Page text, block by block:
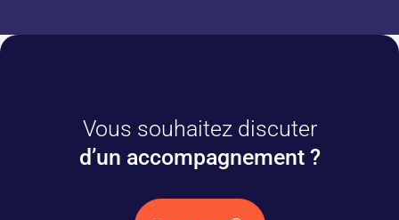
Vous souhaitez discuter
d’un accompagnement ?